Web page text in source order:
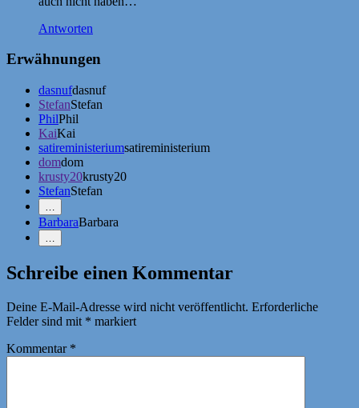
Antworten
Erwähnungen
dasnufdasnuf
StefanStefan
PhilPhil
KaiKai
satireministeriumsatireministerium
domdom
krusty20krusty20
StefanStefan
…
Erwähnungen
zeigen
BarbaraBarbara
…
Erwähnungen
Schreibe einen Kommentar
Deine E-Mail-Adresse wird nicht veröffentlicht. Erforderliche
Felder sind mit * markiert
Kommentar *